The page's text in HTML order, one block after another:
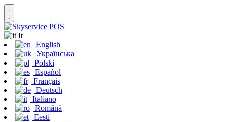
It
English
Українська
Polski
Español
Français
Deutsch
Italiano
Română
Eesti